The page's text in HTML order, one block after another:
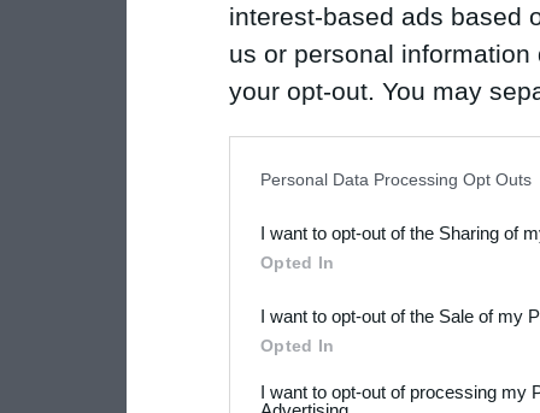
interest-based ads based
us or personal
your opt-out. You may
Downstream Participants
third parties.
Please note that this
Personal Data Processing Opt Outs
I want to opt-out of the Sharing of
Opted In
I want to opt-out of the Sale of my
Opted In
I want to opt-out of processing my